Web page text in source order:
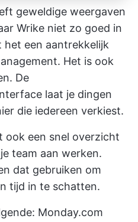
geweldige weergaven
Wrike niet zo goed in
het een aantrekkelijk
Het is ook
De
laat je dingen
die iedereen verkiest.
ook een snel overzicht
team aan werken.
dat gebruiken om
tijd in te schatten.
Monday.com